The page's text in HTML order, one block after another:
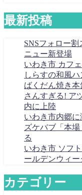
最新投稿
SNSフォロー
ニュー新登場
いわき市 カフ
しらすの和風
ばくだん焼き本
さんすぎる! ア
内に上陸
いわき市内郷
ズケバブ「本
る
いわき市 ソフ
ールデンウィ
カテゴリー